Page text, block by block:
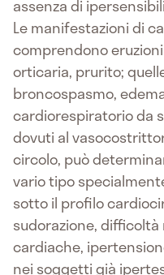
assenza di
Le manifestazioni di
comprendono
orticaria, prurito;
broncospasmo,
cardiorespiratorio da
dovuti al
circolo, può
vario tipo
sotto il profilo
sudorazione,
cardiache,
nei soggetti già